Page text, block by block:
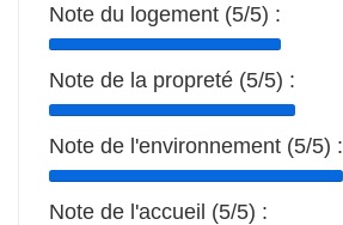
Note du logement (5/5) :
Note de la propreté (5/5) :
Note de l'environnement (5/5) :
Note de l'accueil (5/5) :